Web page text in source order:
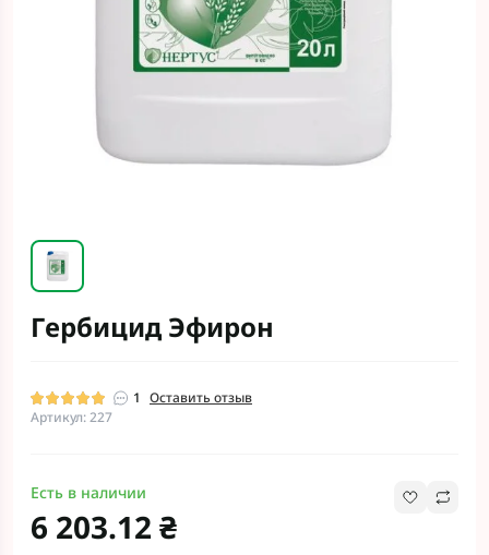
Гербицид Эфирон
1 Оставить отзыв
Артикул: 227
Есть в наличии
6 203.12 ₴